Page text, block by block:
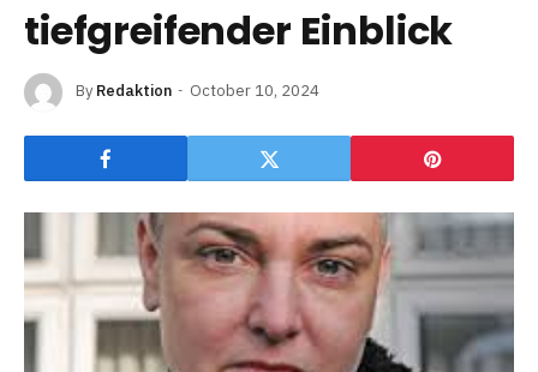
tiefgreifender Einblick
By Redaktion October 10, 2024